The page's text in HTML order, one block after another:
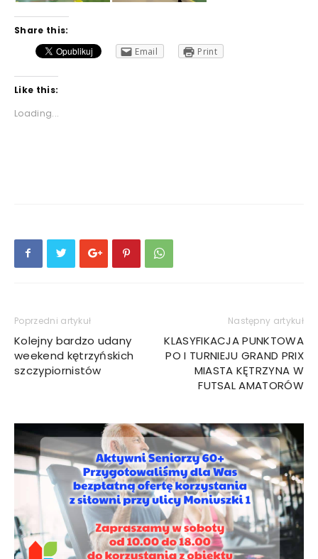
Share this:
Email
Print
Like this:
Loading...
Poprzedni artykuł
Kolejny bardzo udany
weekend kętrzyńskich
szczypiornistów
Następny artykuł
KLASYFIKACJA PUNKTOWA
PO I TURNIEJU GRAND PRIX
MIASTA KĘTRZYNA W
FUTSAL AMATORÓW